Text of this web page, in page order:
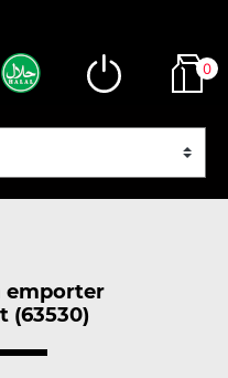
0
emporter
(63530)